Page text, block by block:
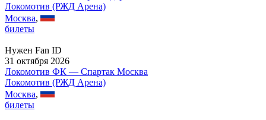
Локомотив (РЖД Арена)
Москва,
билеты
Нужен Fan ID
31 октября 2026
Локомотив ФК — Спартак Москва
Локомотив (РЖД Арена)
Москва,
билеты